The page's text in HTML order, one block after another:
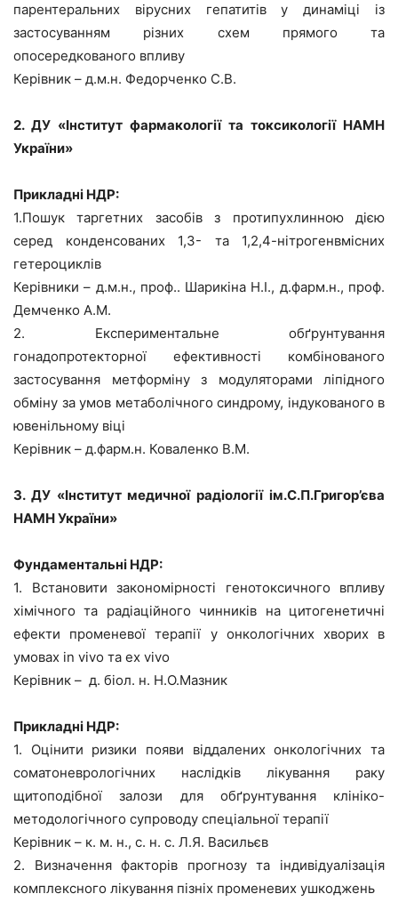
парентеральних вірусних гепатитів у динаміці із
застосуванням різних схем прямого та
опосередкованого впливу
Керівник – д.м.н. Федорченко С.В.
2. ДУ «Інститут фармакології та токсикології НАМН
України»
Прикладні НДР:
1.Пошук таргетних засобів з протипухлинною дією
серед конденсованих 1,3- та 1,2,4-нітрогенвмісних
гетероциклів
Керівники – д.м.н., проф.. Шарикіна Н.І., д.фарм.н., проф.
Демченко А.М.
2. Експериментальне обґрунтування
гонадопротекторної ефективності комбінованого
застосування метформіну з модуляторами ліпідного
обміну за умов метаболічного синдрому, індукованого в
ювенільному віці
Керівник – д.фарм.н. Коваленко В.М.
3. ДУ «Інститут медичної радіології ім.С.П.Григор’єва
НАМН України»
Фундаментальні НДР:
1. Встановити закономірності генотоксичного впливу
хімічного та радіаційного чинників на цитогенетичні
ефекти променевої терапії у онкологічних хворих в
умовах in vivo та ex vivo
Керівник – д. біол. н. Н.О.Мазник
Прикладні НДР:
1. Оцінити ризики появи віддалених онкологічних та
соматоневрологічних наслідків лікування раку
щитоподібної залози для обґрунтування клініко-
методологічного супроводу спеціальної терапії
Керівник – к. м. н., с. н. с. Л.Я. Васильєв
2. Визначення факторів прогнозу та індивідуалізація
комплексного лікування пізніх променевих ушкоджень